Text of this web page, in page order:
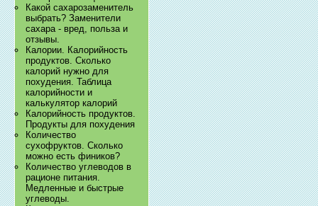
Какой сахарозаменитель
выбрать? Заменители
сахара - вред, польза и
отзывы.
Калории. Калорийность
продуктов. Сколько
калорий нужно для
похудения. Таблица
калорийности и
калькулятор калорий
Калорийность продуктов.
Продукты для похудения
Количество
сухофруктов. Сколько
можно есть фиников?
Количество углеводов в
рационе питания.
Медленные и быстрые
углеводы.